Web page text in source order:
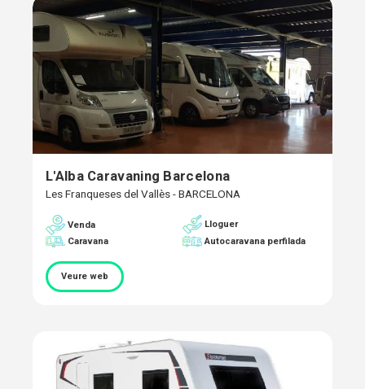
L'Alba Caravaning Barcelona
Les Franqueses del Vallès - BARCELONA
Venda
Lloguer
Caravana
Autocaravana perfilada
Veure web